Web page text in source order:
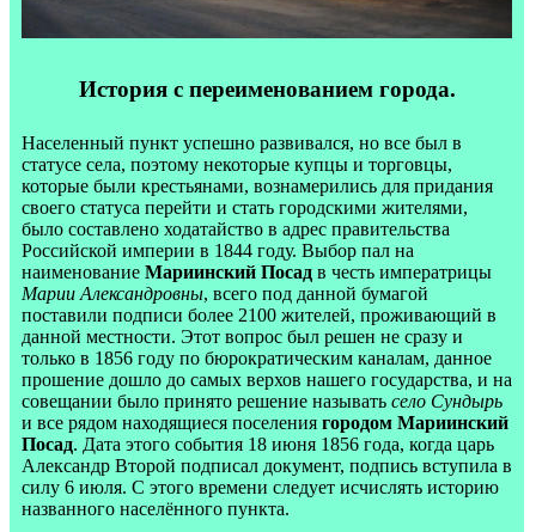
История с переименованием города.
Населенный пункт успешно развивался, но все был в
статусе села, поэтому некоторые купцы и торговцы,
которые были крестьянами, вознамерились для придания
своего статуса перейти и стать городскими жителями,
было составлено ходатайство в адрес правительства
Российской империи в 1844 году. Выбор пал на
наименование Мариинский Посад в честь императрицы
Марии Александровны, всего под данной бумагой
поставили подписи более 2100 жителей, проживающий в
данной местности. Этот вопрос был решен не сразу и
только в 1856 году по бюрократическим каналам, данное
прошение дошло до самых верхов нашего государства, и на
совещании было принято решение называть село Сундырь
и все рядом находящиеся поселения городом Мариинский
Посад. Дата этого события 18 июня 1856 года, когда царь
Александр Второй подписал документ, подпись вступила в
силу 6 июля. С этого времени следует исчислять историю
названного населённого пункта.